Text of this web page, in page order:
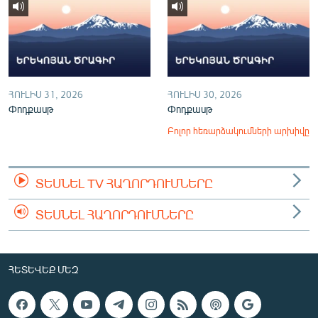
ՀՈՒԼԻՍ 31, 2026
Փոդքասթ
ՀՈՒԼԻՍ 30, 2026
Փոդքասթ
Բոլոր հեռարձակումների արխիվը
ՏԵՍՆԵԼ TV ՀԱՂՈՐԴՈՒՄՆԵՐԸ
ՏԵՍՆԵԼ ՀԱՂՈՐԴՈՒՄՆԵՐԸ
ՀԵՏԵՎԵՔ ՄԵԶ